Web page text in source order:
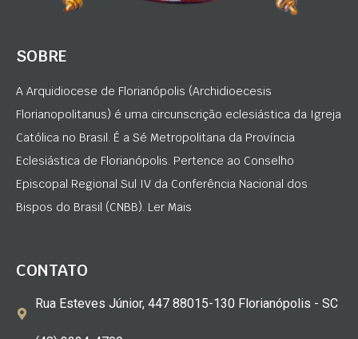
SOBRE
A Arquidiocese de Florianópolis (Archidioecesis
Florianopolitanus) é uma circunscrição eclesiástica da Igreja
Católica no Brasil. É a Sé Metropolitana da Província
Eclesiástica de Florianópolis. Pertence ao Conselho
Episcopal Regional Sul IV da Conferência Nacional dos
Bispos do Brasil (CNBB). Ler Mais
CONTATO
Rua Esteves Júnior, 447 88015-130 Florianópolis - SC